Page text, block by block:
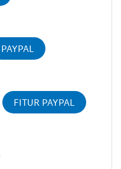
PAYPAL
FITUR PAYPAL